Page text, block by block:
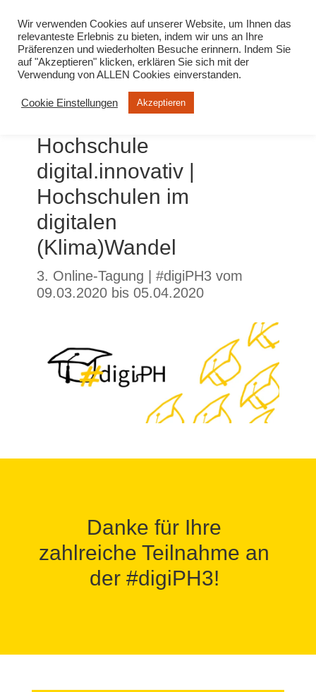
Hochschule
digital.innovativ |
Hochschulen im
digitalen
(Klima)Wandel
3. Online-Tagung | #digiPH3 vom
09.03.2020 bis 05.04.2020
Danke für Ihre
zahlreiche Teilnahme an
der #digiPH3!
Wir verwenden Cookies auf unserer Website, um Ihnen das
relevanteste Erlebnis zu bieten, indem wir uns an Ihre
Präferenzen und wiederholten Besuche erinnern. Indem Sie
auf "Akzeptieren" klicken, erklären Sie sich mit der
Verwendung von ALLEN Cookies einverstanden.
Cookie Einstellungen Akzeptieren